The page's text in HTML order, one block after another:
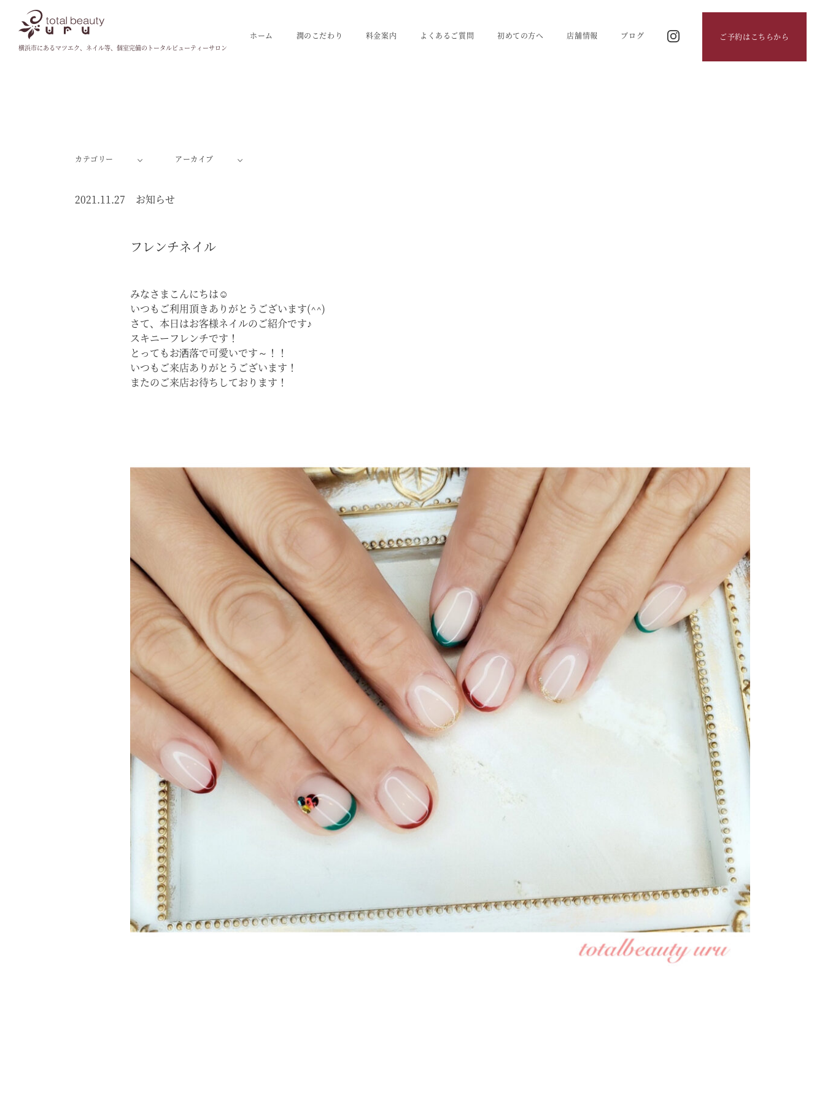
横浜市にあるマツエク、ネイル等、個室完備のトータルビューティーサロン
ホーム 潤のこだわり 料金案内 よくあるご質問 初めての方へ 店舗情報 ブログ ご予約はこちらから
カテゴリー アーカイブ
2021.11.27 お知らせ
フレンチネイル
みなさまこんにちは☺
いつもご利用頂きありがとうございます(^^)
さて、本日はお客様ネイルのご紹介です♪
スキニーフレンチです！
とってもお洒落で可愛いです～！！
いつもご来店ありがとうございます！
またのご来店お待ちしております！